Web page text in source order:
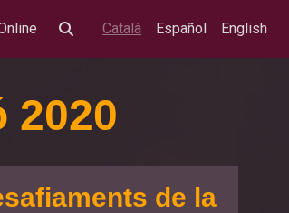
Català Español English
2020
de la